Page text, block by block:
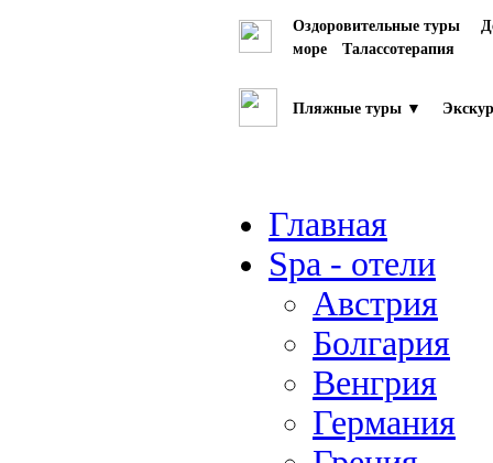
Оздоровительные туры
море
Талассотерапия
Пляжные туры ▼
Главная
Spa - отели
Австрия
Болгария
Венгрия
Германия